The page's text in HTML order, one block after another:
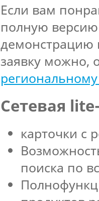
Если вам
полную
демонстрацию
заявку можно,
Сетевая
карточки с
поиска по